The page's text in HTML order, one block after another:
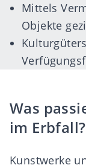
Mittels
Objekte
Was
im Erbfall?
Kunstwerke